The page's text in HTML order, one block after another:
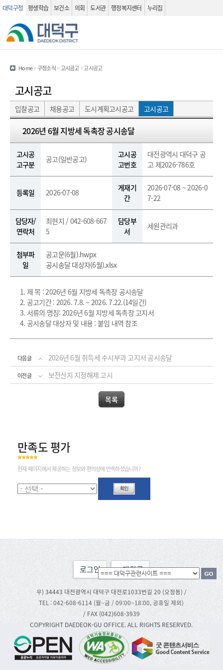
대덕구청 평생학습 보건소 의회 도서관 행정복지센터 누리집
Home>구정소식>고시공고>고시공고
고시공고
입찰공고 채용공고 도시계획고시공고 고시공고
고시공고 (상세화면) - 제목, 고시공고구분, 고시공고번호, 등록일, 게재기간, 담당자, 연락처, 담당부서, 첨부파일, 내용 정보를 제공하는 표 입니다.검색
2026년 6월 지방세 독촉장 공시송달
고시공
고구분
공고(일반공고)
고시공
고번호
대전광역시 대덕구 공
고 제2026-786호
등록일 2026-07-08
게재기
간
2026-07-08 ~ 2026-0
7-22
담당자/
연락처
최현지 / 042-608-667
5
담당부
서
세원관리과
첨부파
일
공고문(6월).hwpx
공시송달 대상자(6월).xlsx
1. 제 목 : 2026년 6월 지방세 독촉장 공시송달
2. 공고기간 : 2026. 7.8. ~ 2026. 7.22.(14일간)
3. 서류의 명칭: 2026년 6월 지방세 독촉장 고지서
4. 공시송달 대상자 및 내용 : 붙임 내역 참조
다음글 2026년 6월 취득세 수시부과 고지서 공시송달
이전글 보전산지 지정해제 고시
목록
만족도 평가
현재 페이지에서 제공하는 정보와 편의성에 만족하셨습니까?
로그인 맨위로
우) 34443 대전광역시 대덕구 대전로1033번길 20 (오정동) /
TEL : 042-608-6114 (월~금 / 09:00~18:00, 공휴일 제외)
/ FAX (042)608-3939
COPYRIGHT DAEDEOK-GU OFFICE. ALL RIGHTS RESERVED.